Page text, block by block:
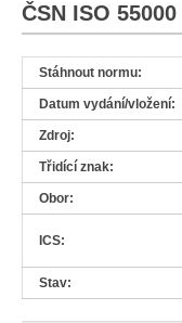
ČSN ISO 55000
Stáhnout normu:
Datum vydání/vložení:
Zdroj:
Třidící znak:
Obor:
ICS:
Stav: